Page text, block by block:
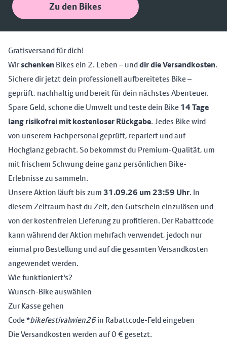
Zu den Bikes
Gratisversand für dich!
WirschenkenBikes ein 2. Leben – unddir die Versandkosten.
Sichere dir jetzt dein professionell aufbereitetes Bike –
geprüft, nachhaltig und bereit für dein nächstes Abenteuer.
Spare Geld, schone die Umwelt und teste dein Bike14 Tage
lang risikofrei mit kostenloser Rückgabe. Jedes Bike wird
von unserem Fachpersonal geprüft, repariert und auf
Hochglanz gebracht. So bekommst du Premium-Qualität, um
mit frischem Schwung deine ganz persönlichen Bike-
Erlebnisse zu sammeln.
Unsere Aktion läuft bis zum31.09.26 um 23:59 Uhr. In
diesem Zeitraum hast du Zeit, den Gutschein einzulösen und
von der kostenfreien Lieferung zu profitieren. Der Rabattcode
kann während der Aktion mehrfach verwendet, jedoch nur
einmal pro Bestellung und auf die gesamten Versandkosten
angewendet werden.
Wie funktioniert's?
Wunsch-Bike auswählen
Zur Kasse gehen
Code *bikefestivalwien26in Rabattcode-Feld eingeben
Die Versandkosten werden auf 0 € gesetzt.